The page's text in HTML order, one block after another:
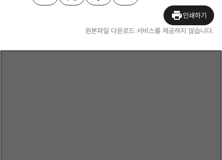
인쇄하기
원본파일 다운로드 서비스를 제공하지 않습니다.